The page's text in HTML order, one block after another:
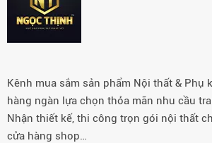
Kênh mua sắm sản phẩm Nội thất & Phụ
hàng ngàn lựa chọn thỏa mãn nhu cầu
Nhận thiết kế, thi công trọn gói nội thất
cửa hàng shop…